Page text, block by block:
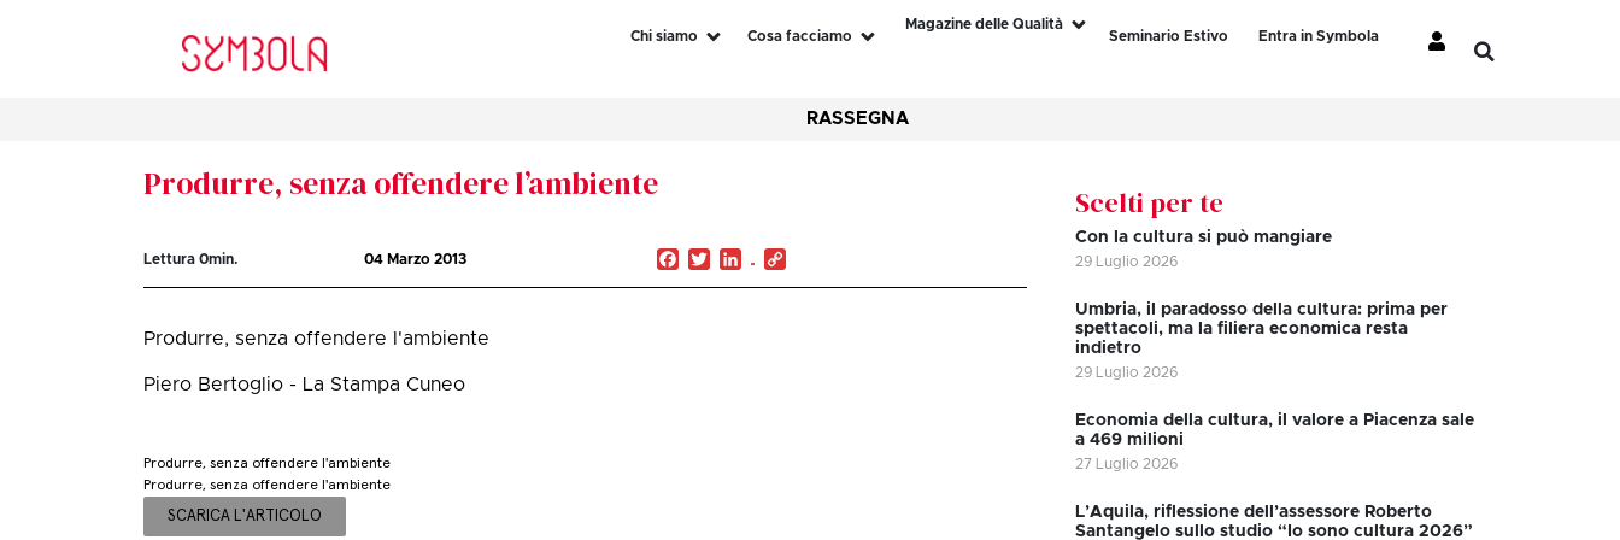
Chi siamo Cosa facciamo
Magazine delle Qualità
Seminario Estivo
Entra in Symbola
RASSEGNA
Produrre, senza offendere l’ambiente
Lettura0min. 04 Marzo 2013 Facebook
TwitterLinkedIn
Produrre, senza offendere l'ambiente
Piero Bertoglio - La Stampa Cuneo
Produrre, senza offendere l'ambiente
Produrre, senza offendere l'ambiente
SCARICA L'ARTICOLO
Scelti per te
Con la cultura si può mangiare
29 Luglio 2026
Umbria, il paradosso della cultura: prima per
spettacoli, ma la filiera economica resta
indietro
29 Luglio 2026
Economia della cultura, il valore a Piacenza sale
a 469 milioni
27 Luglio 2026
L’Aquila, riflessione dell’assessore Roberto
Santangelo sullo studio “Io sono cultura 2026”